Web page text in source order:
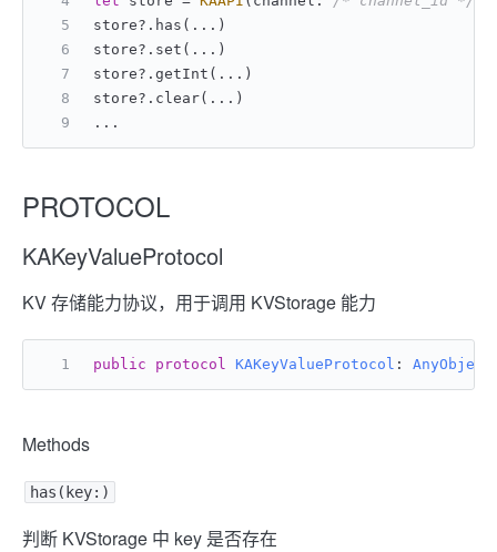
store? .has( ... )
store? .set( ... )
store? .getInt( ... )
store? .clear( ... )
...
PROTOCOL
KAKeyValueProtocol
KV 存储能力协议，用于调用 KVStorage 能力
public protocol KAKeyValueProtocol : AnyObject
Methods
has(key:)
判断 KVStorage 中 key 是否存在